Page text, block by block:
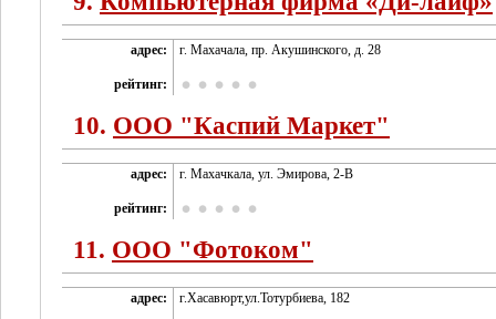
адрес: г. Махачала, пр. Акушинского, д. 28
рейтинг:
10. ООО "Каспий Маркет"
адрес: г. Махачкала, ул. Эмирова, 2-В
рейтинг:
11. ООО "Фотоком"
адрес: г.Хасавюрт,ул.Тотурбиева, 182